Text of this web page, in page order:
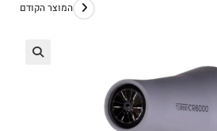
המוצר הקודם